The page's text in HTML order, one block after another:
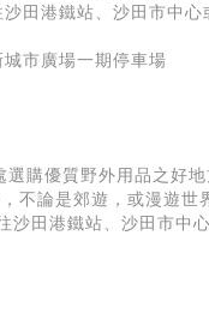
沙田港鐵站、沙田市中
市廣場一期停車場
購優質野外用品之好
論是郊遊，或漫遊世
田港鐵站、沙田市中